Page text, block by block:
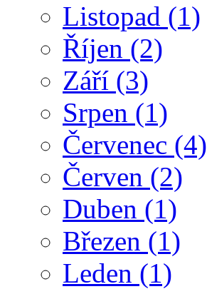
Listopad (1)
Říjen (2)
Září (3)
Srpen (1)
Červenec (4)
Červen (2)
Duben (1)
Březen (1)
Leden (1)